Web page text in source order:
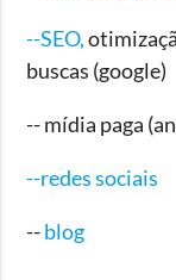
--SEO,
buscas (google)
-- mídia paga
--redes sociais
--blog